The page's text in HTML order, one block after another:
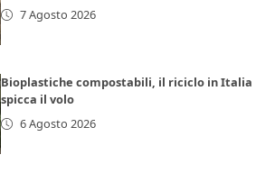
7 Agosto 2026
Bioplastiche compostabili, il riciclo in Italia
spicca il volo
6 Agosto 2026